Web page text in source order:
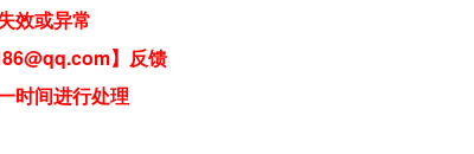
效或异常
】反馈
时间进行处理